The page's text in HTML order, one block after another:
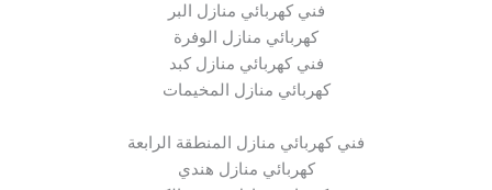
فني كهربائي منازل البر
كهربائي منازل الوفرة
فني كهربائي منازل كبد
كهربائي منازل المخيمات
فني كهربائي منازل المنطقة الرابعة
كهربائي منازل هندي